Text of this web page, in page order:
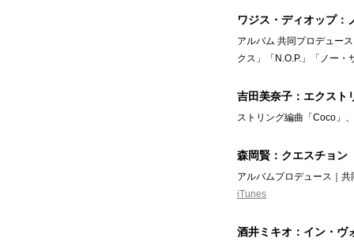
ワジス・ディオップ：
アルバム 共同プロデュー
クス」「N.O.P.」「ノー
吉田美奈子：エクスト
ストリング編曲「Coco」
森岡賢：クエスチョン
アルバムプロデュース｜
iTunes
酒井ミキオ：イン・ヴ